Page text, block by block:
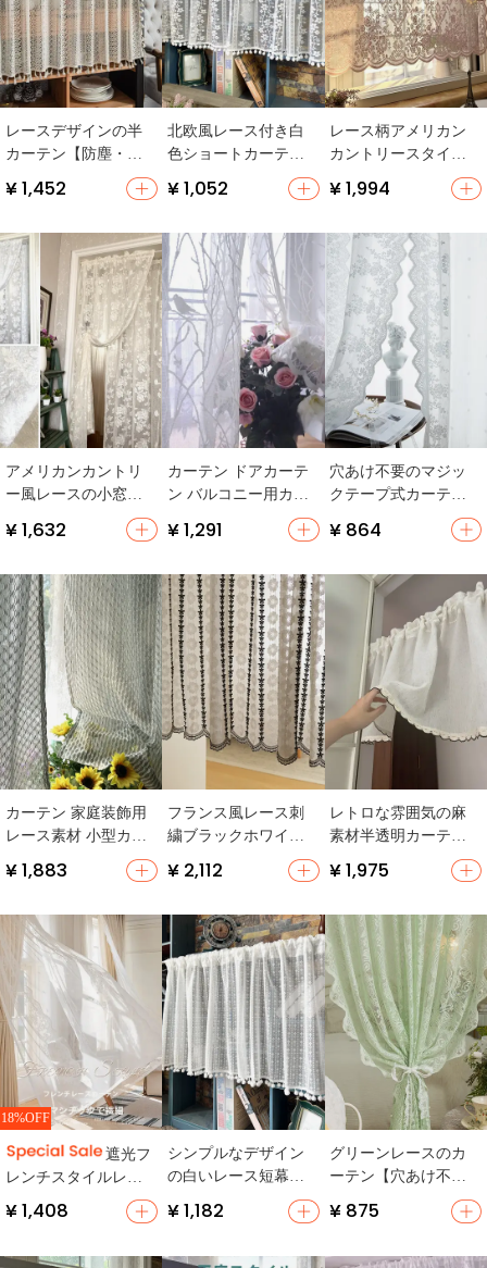
レースデザインの半
カーテン【防塵・穴
あけ不要・キッチン
用】
¥ 1,452
北欧風レース付き白
色ショートカーテン
【キッチン用・アメ
リカンカントリース
用】
¥ 1,052
レース柄アメリカン
カントリースタイル
の半カーテン【簡約
デザイン・キッチ
¥ 1,994
アメリカンカントリ
ー風レースの小窓カ
ーテン【無地・半分
丈・布製・窓の仕切
¥ 1,632
カーテン ドアカーテ
ン バルコニー用カー
テン 小鳥 ベージュ色
漂白レース リビング
適
¥ 1,291
穴あけ不要のマジッ
クテープ式カーテン
ル・白色レース・リ
¥ 864
カーテン 家庭装飾用
レース素材 小型カー
テン 仕切りカーテン
¥ 1,883
フランス風レース刺
繍ブラックホワイト
ロマンティックカー
テン【ハーフカーテ
¥ 2,112
レトロな雰囲気の麻
素材半透明カーテン
【ブラックレース・
キッチン用】
¥ 1,975
18%OFF
遮光フ
レンチスタイルレー
スカーテン【プリン
セス風・穴あけ不
¥ 1,408
シンプルなデザイン
の白いレース短幕
【アメリカンカント
リー風・キッチン
¥ 1,182
グリーンレースのカ
ーテン【穴あけ不
要・フレンチスタイ
ル・遮光・バルコニ
¥ 875